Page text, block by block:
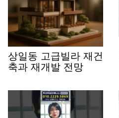
상일동 고급빌라 재건
축과 재개발 전망